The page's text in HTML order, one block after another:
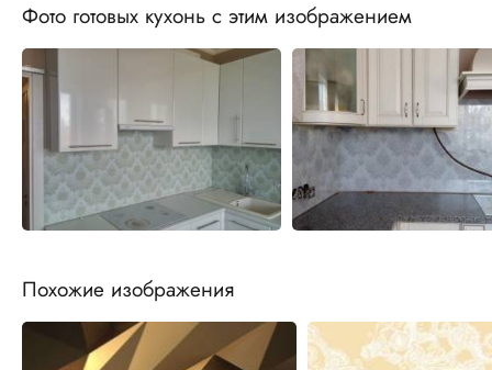
Фото готовых кухонь с этим изображением
Похожие изображения